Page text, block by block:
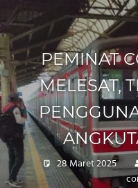
PEMINAT
MELESAT,
28 Maret 2025